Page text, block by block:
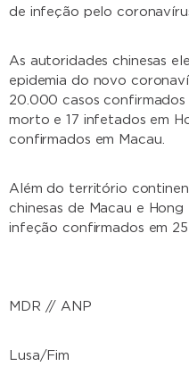
de infeção pelo
As autoridades chinesas
epidemia do novo
20.000 casos confirmados
morto e 17 infetados em
confirmados em Macau.
Além do território
chinesas de Macau e Hong
infeção confirmados em 25
MDR // ANP
Lusa/Fim